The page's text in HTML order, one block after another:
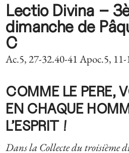
Lectio Divina –
dimanche de
C
Ac.5, 27-32.40-41 Apoc.5,
COMME LE PERE,
EN CHAQUE
L’ESPRIT !
Dans la Collecte du troisième